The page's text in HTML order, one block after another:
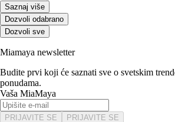
Saznaj više
Dozvoli odabrano
Dozvoli sve
Miamaya newsletter
Budite prvi koji će saznati sve o svetskim
ponudama.
Vaša MiaMaya
PRIJAVITE SE PRIJAVITE SE